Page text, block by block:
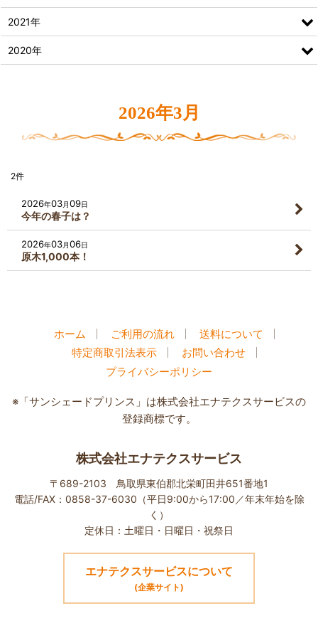
2026年3月
2件
2026年03月09日
今年の春子は？
2026年03月06日
原木1,000本！
2021年
2020年
ホーム ご利用の流れ
送料について
特定商取引法表示
お問い合わせ
プライバシーポリシー
※「サンシェードプリンス」は株式会社エナテクスサービスの
登録商標です。
株式会社エナテクスサービス
〒689-2103 鳥取県東伯郡北栄町田井651番地1
電話/FAX：0858-37-6030（平日9:00から17:00／年末年始を除
く）
定休日：土曜日・日曜日・祝祭日
エナテクスサービスについて
(企業サイト)